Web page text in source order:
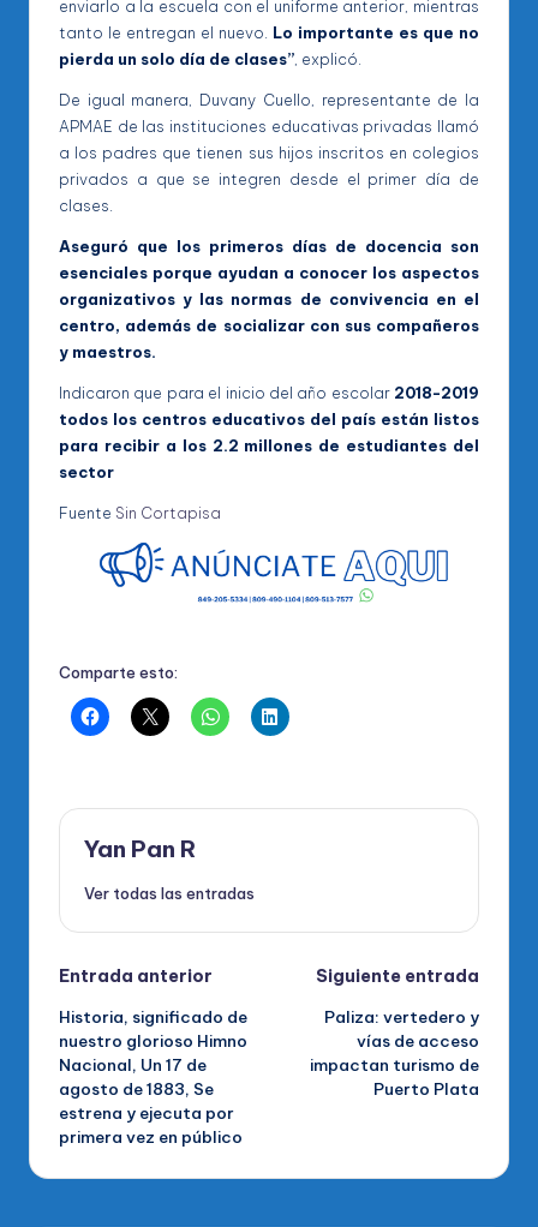
enviarlo a la escuela con el uniforme anterior, mientras
tanto le entregan el nuevo. Lo importante es que no
pierda un solo día de clases” , explicó.
De igual manera, Duvany Cuello, representante de la
APMAE de las instituciones educativas privadas llamó
a los padres que tienen sus hijos inscritos en colegios
privados a que se integren desde el primer día de
clases.
Aseguró que los primeros días de docencia son
esenciales porque ayudan a conocer los aspectos
organizativos y las normas de convivencia en el
centro, además de socializar con sus compañeros
y maestros.
Indicaron que para el inicio del año escolar2018-2019
todos los centros educativos del país están listos
para recibir a los 2.2 millones de estudiantes del
sector
Fuente Sin Cortapisa
Comparte esto:
Yan Pan R
Ver todas las entradas
Navegación
de
entradas
Entrada anterior
Historia, significado de
nuestro glorioso Himno
Nacional, Un 17 de
agosto de 1883, Se
estrena y ejecuta por
primera vez en público
Siguiente entrada
Paliza: vertedero y
vías de acceso
impactan turismo de
Puerto Plata